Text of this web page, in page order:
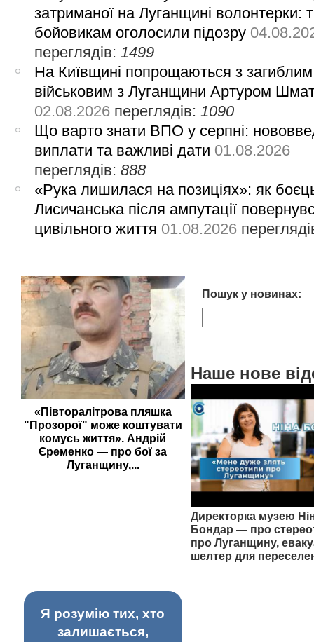
затриманої на Луганщині волонтерки:
бойовикам оголосили підозру
переглядів:1499
На Київщині попрощаються з загиблим
військовим з Луганщини Артуром
02.08.2026 переглядів:1090
Що варто знати ВПО у серпні:
виплати та важливі дати 01.08.2026
переглядів:888
«Рука лишилася на позиціях»: як
Лисичанська після ампутації
цивільного життя 01.08.2026
«Півторалітрова пляшка
"Прозорої" може коштувати
комусь життя». Андрій
Єременко — про бої за
Луганщину,...
Пошук у новинах:
Наше нове
Директорка музею
Бондар — про
про Луганщину,
шелтер для
Я розумію тих, хто
залишається,